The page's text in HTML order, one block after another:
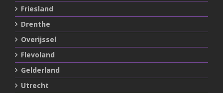
Friesland
Drenthe
Overijssel
Flevoland
Gelderland
Utrecht